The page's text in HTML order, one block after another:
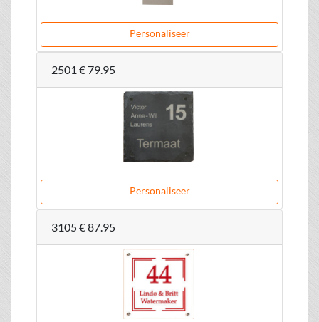
Personaliseer
2501 € 79.95
Personaliseer
3105€ 87.95